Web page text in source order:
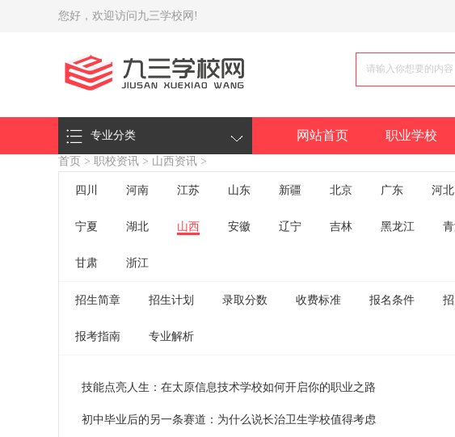
您好，欢迎访问九三学校网!
专业分类 网站首页 职业学校
首页 > 职校资讯 > 山西资讯 >
四川 河南 江苏 山东 新疆 北京 广东 河北
宁夏 湖北 山西 安徽 辽宁 吉林 黑龙江
甘肃 浙江
招生简章 招生计划 录取分数 收费标准 报名条件
报考指南 专业解析
技能点亮人生：在太原信息技术学校如何开启你的职业之路
初中毕业后的另一条赛道：为什么说长治卫生学校值得考虑